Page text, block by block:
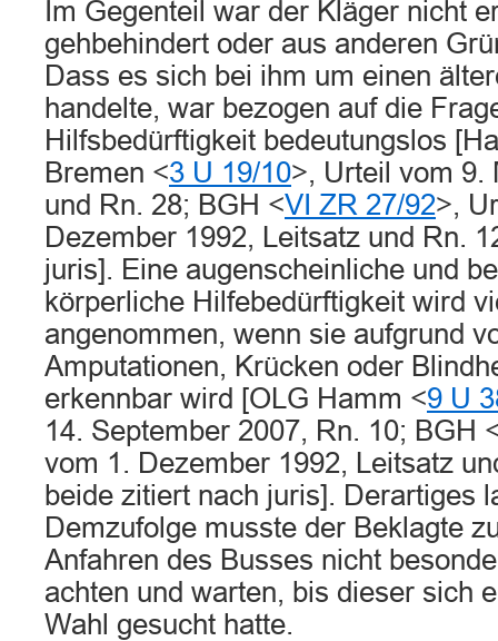
Im Gegenteil war der Kläger nicht
gehbehindert oder aus anderen
Dass es sich bei ihm um einen
handelte, war bezogen auf die
Hilfsbedürftigkeit bedeutungslos
Bremen <3 U 19/10>, Urteil vom 9.
und Rn. 28; BGH <VI ZR 27/92>,
Dezember 1992, Leitsatz und Rn.
juris]. Eine augenscheinliche und
körperliche Hilfebedürftigkeit wird
angenommen, wenn sie aufgrund
Amputationen, Krücken oder
erkennbar wird [OLG Hamm <9 U
14. September 2007, Rn. 10; BGH
vom 1. Dezember 1992, Leitsatz
beide zitiert nach juris]. Derartiges
Demzufolge musste der Beklagte
Anfahren des Busses nicht
achten und warten, bis dieser sich
Wahl gesucht hatte.